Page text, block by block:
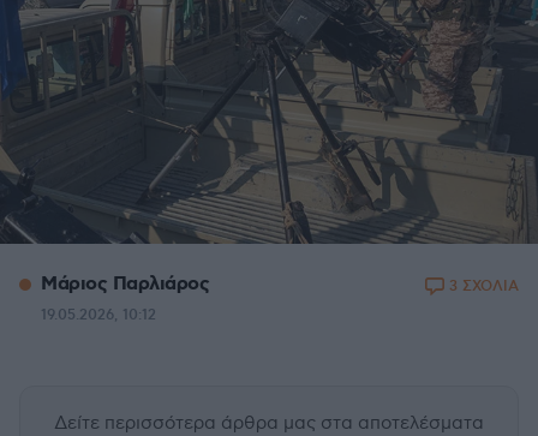
Μάριος Παρλιάρος
19.05.2026, 10:12
3 ΣΧΟΛΙΑ
Δείτε περισσότερα άρθρα μας στα αποτελέσματα